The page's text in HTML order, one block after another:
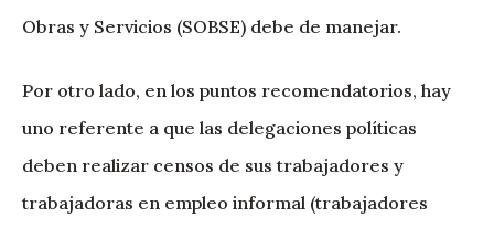
Obras y Servicios (SOBSE) debe de manejar.
Por otro lado, en los puntos recomendatorios, hay
uno referente a que las delegaciones políticas
deben realizar censos de sus trabajadores y
trabajadoras en empleo informal (trabajadores